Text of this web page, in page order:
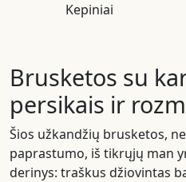
Kepiniai
Brusketos su
persikais ir
Šios užkandžių brusketos,
paprastumo, iš tikrųjų man
derinys: traškus džiovintas